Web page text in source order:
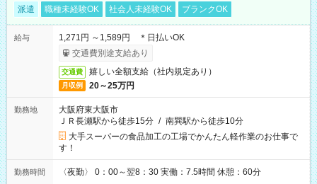
派遣 職種未経験OK 社会人未経験OK ブランクOK
給与
1,271円 ～1,589円 ＊日払いOK
交通費別途支給あり
交通費 嬉しい全額支給（社内規定あり）
月収例 20～25万円
勤務地
大阪府東大阪市
ＪＲ長瀬駅から徒歩15分 / 南巽駅から徒歩10分
大手スーパーの食品加工の工場でかんたん軽作業のお仕事で
す！
勤務時間 〈夜勤〉 0：00～翌8：30 実働：7.5時間 休憩：60分